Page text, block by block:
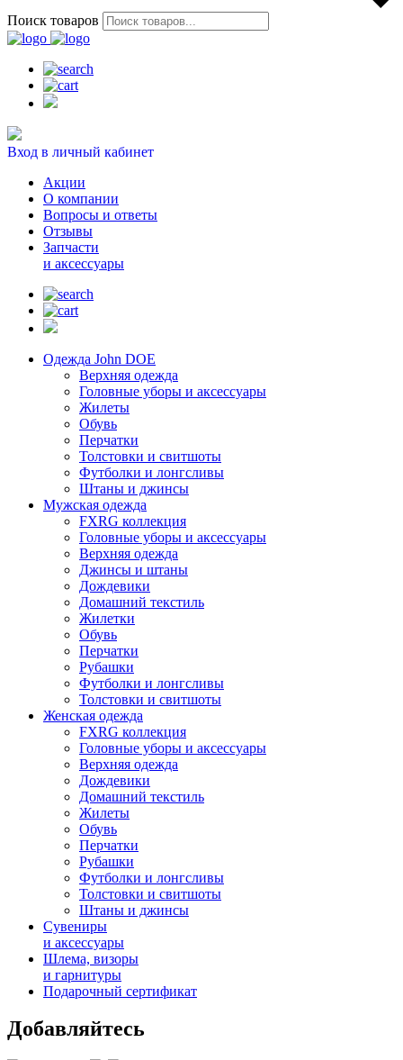
Поиск товаров
Вход в личный кабинет
Акции
О компании
Вопросы и ответы
Отзывы
Запчасти
и аксессуары
Одежда John DOE
Верхняя одежда
Головные уборы и аксессуары
Жилеты
Обувь
Перчатки
Толстовки и свитшоты
Футболки и лонгсливы
Штаны и джинсы
Мужская одежда
FXRG коллекция
Головные уборы и аксессуары
Верхняя одежда
Джинсы и штаны
Дождевики
Домашний текстиль
Жилетки
Обувь
Перчатки
Рубашки
Футболки и лонгсливы
Толстовки и свитшоты
Женская одежда
FXRG коллекция
Головные уборы и аксессуары
Верхняя одежда
Дождевики
Домашний текстиль
Жилеты
Обувь
Перчатки
Рубашки
Футболки и лонгсливы
Толстовки и свитшоты
Штаны и джинсы
Сувениры
и аксессуары
Шлема, визоры
и гарнитуры
Подарочный сертификат
Добавляйтесь